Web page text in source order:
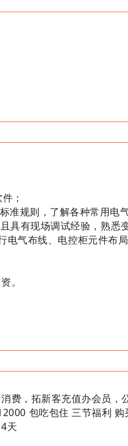
；
准规则，了解各种常用
具有现场调试经验，熟悉
气布线、电控柜元件布
。
费，拓新客充值办会员
包吃包住 三节福利 购
天